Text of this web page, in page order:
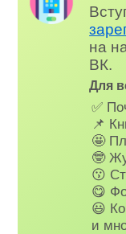
на
ВК.
Для
✅
📌
🤩
🤓
😗
😋
😃
и